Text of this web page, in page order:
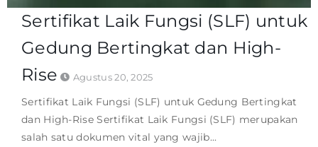
Sertifikat Laik Fungsi (SLF) untuk
Gedung Bertingkat dan High-
Rise
Agustus 20, 2025
Sertifikat Laik Fungsi (SLF) untuk Gedung Bertingkat
dan High-Rise Sertifikat Laik Fungsi (SLF) merupakan
salah satu dokumen vital yang wajib...